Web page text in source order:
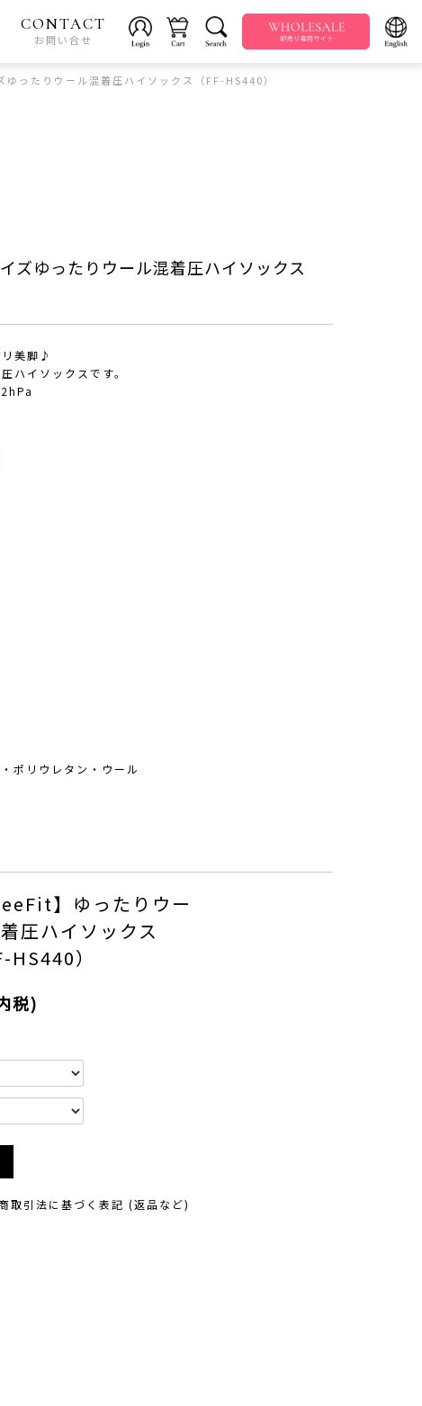
CONTACT
お問い合せ
ゆったりウール混着圧ハイソックス（FF-HS440）
ズゆったりウール混着圧ハイソックス
美脚♪
ハイソックスです。
ポリウレタン・ウール
】ゆったりウー
圧ハイソックス
HS440）
税)
取引法に基づく表記 (返品など)